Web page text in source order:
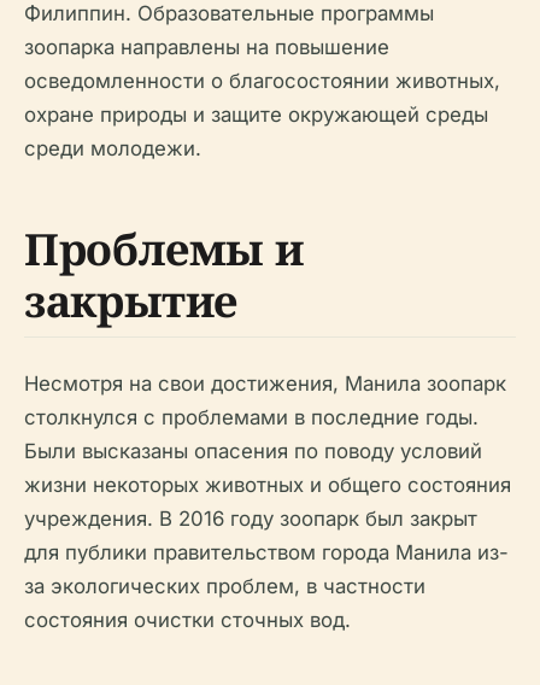
Филиппин. Образовательные программы
зоопарка направлены на повышение
осведомленности о благосостоянии животных,
охране природы и защите окружающей среды
среди молодежи.
Проблемы и
закрытие
Несмотря на свои достижения, Манила зоопарк
столкнулся с проблемами в последние годы.
Были высказаны опасения по поводу условий
жизни некоторых животных и общего состояния
учреждения. В 2016 году зоопарк был закрыт
для публики правительством города Манила из-
за экологических проблем, в частности
состояния очистки сточных вод.